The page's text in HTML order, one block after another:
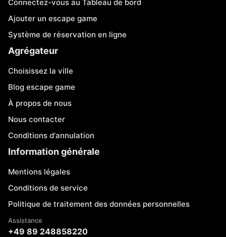
Connectez-vous au Tableau de bord
Ajouter un escape game
Système de réservation en ligne
Agrégateur
Choisissez la ville
Blog escape game
À propos de nous
Nous contacter
Conditions d'annulation
Information générale
Mentions légales
Conditions de service
Politique de traitement des données personnelles
Assistance
+49 89 248858220